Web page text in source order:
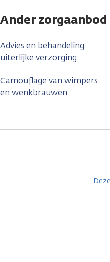
Ander
Advies en behandeling
uiterlijke verzorging
Camouflage van wimpers
en wenkbrauwen